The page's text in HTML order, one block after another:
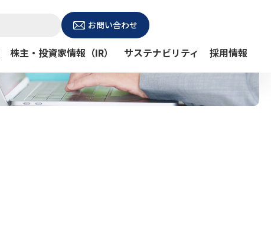
お問い合わせ
株主・投資家情報（IR） サステナビリティ 採用情報